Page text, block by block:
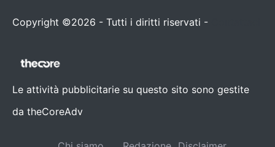
Copyright ©2026 - Tutti i diritti riservati -
Le attività pubblicitarie su questo sito sono gestite
da theCoreAdv